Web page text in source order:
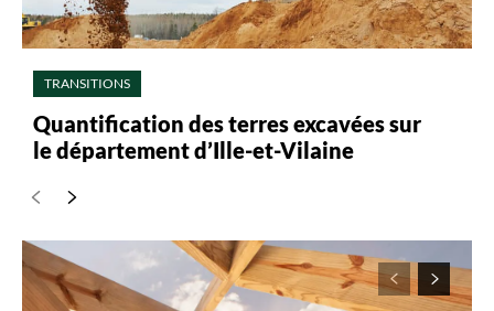
TRANSITIONS
Quantification des terres excavées sur
le département d’Ille-et-Vilaine